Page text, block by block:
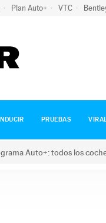
Plan Auto+ VTC
PRUEBAS
Auto+: todos los